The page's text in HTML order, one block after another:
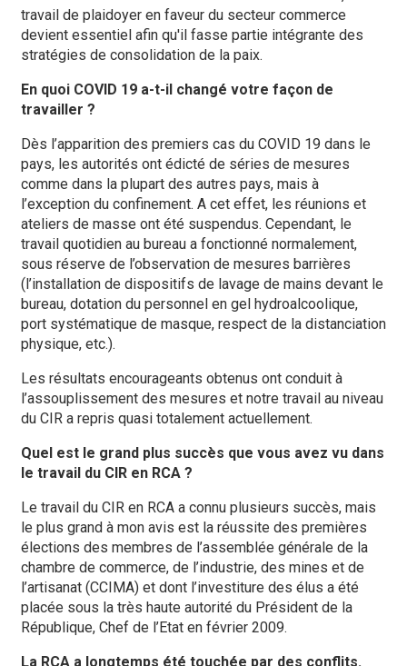
travail de plaidoyer en faveur du secteur commerce
devient essentiel afin qu'il fasse partie intégrante des
stratégies de consolidation de la paix.
En quoi COVID 19 a-t-il changé votre façon de
travailler ?
Dès l’apparition des premiers cas du COVID 19 dans le
pays, les autorités ont édicté de séries de mesures
comme dans la plupart des autres pays, mais à
l’exception du confinement. A cet effet, les réunions et
ateliers de masse ont été suspendus. Cependant, le
travail quotidien au bureau a fonctionné normalement,
sous réserve de l’observation de mesures barrières
(l’installation de dispositifs de lavage de mains devant le
bureau, dotation du personnel en gel hydroalcoolique,
port systématique de masque, respect de la distanciation
physique, etc.).
Les résultats encourageants obtenus ont conduit à
l’assouplissement des mesures et notre travail au niveau
du CIR a repris quasi totalement actuellement.
Quel est le grand plus succès que vous avez vu dans
le travail du CIR en RCA ?
Le travail du CIR en RCA a connu plusieurs succès, mais
le plus grand à mon avis est la réussite des premières
élections des membres de l’assemblée générale de la
chambre de commerce, de l’industrie, des mines et de
l’artisanat (CCIMA) et dont l’investiture des élus a été
placée sous la très haute autorité du Président de la
République, Chef de l’Etat en février 2009.
La RCA a longtemps été touchée par des conflits.